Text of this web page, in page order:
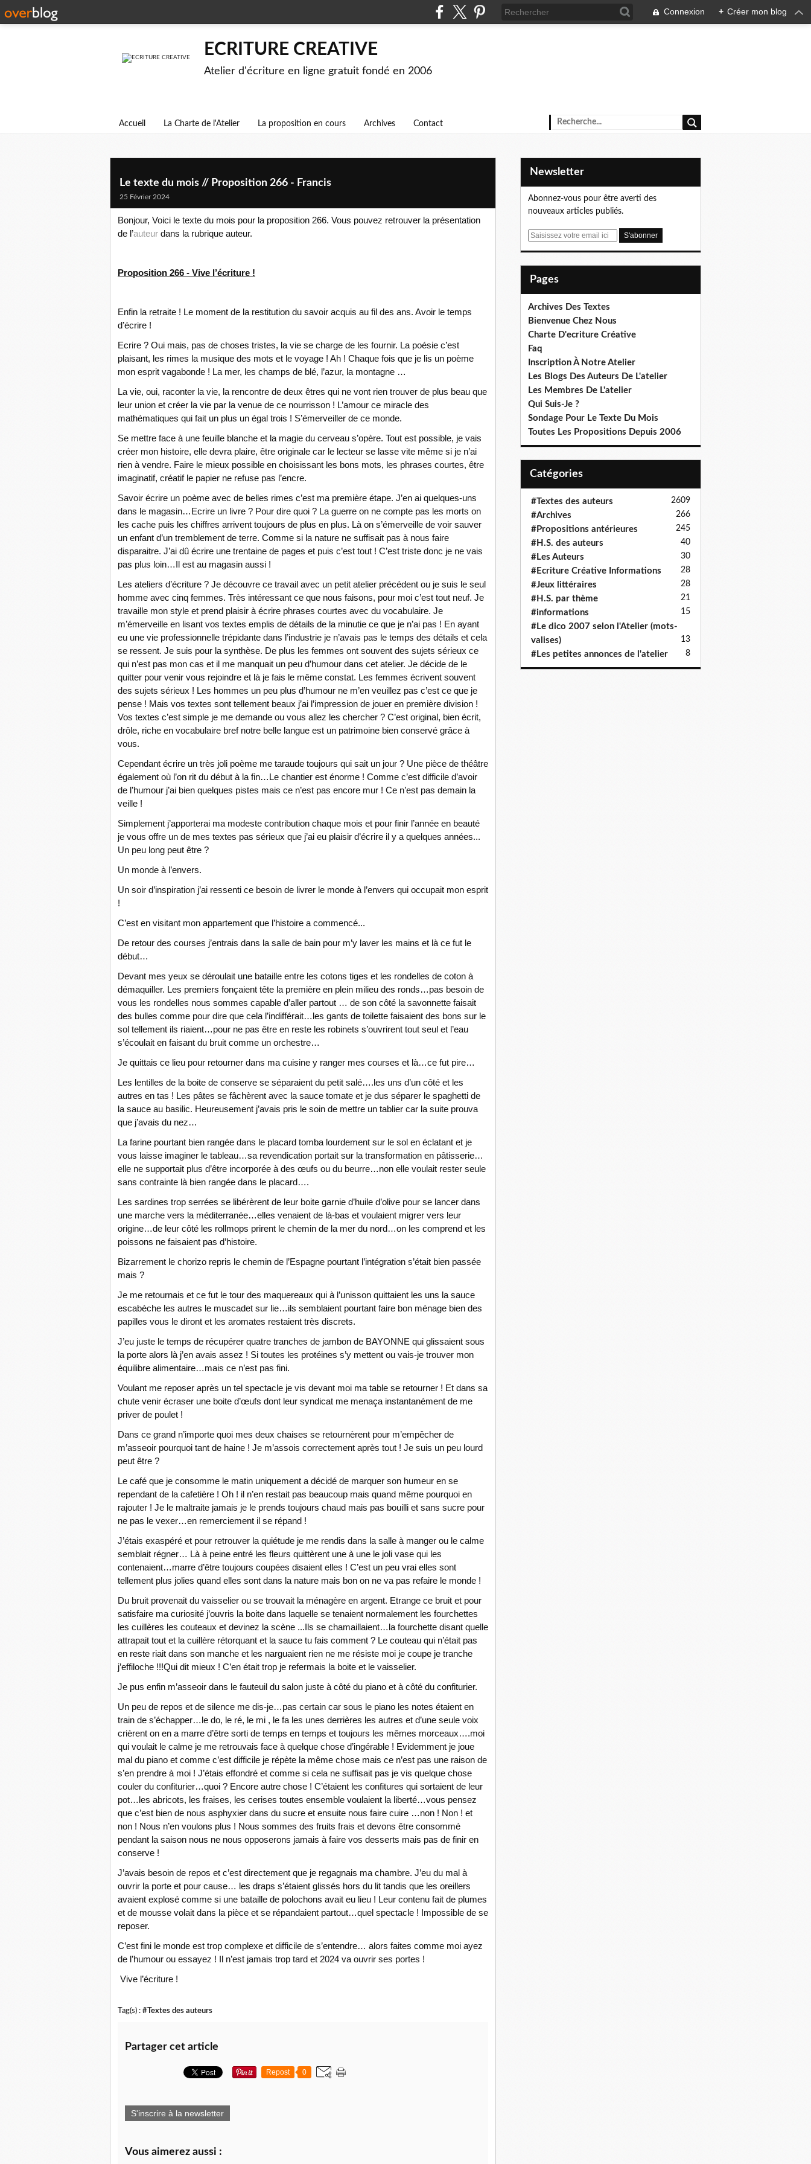
Connexion + Créer mon blog
ECRITURE CREATIVE
Atelier d'écriture en ligne gratuit fondé en 2006
Accueil La Charte de l'Atelier La proposition en cours Archives Contact
Le texte du mois // Proposition 266 - Francis
25 Février 2024
Bonjour, Voici le texte du mois pour la proposition 266. Vous pouvez retrouver la présentation
de l’auteur dans la rubrique auteur.
Proposition 266 - Vive l’écriture !
Enfin la retraite ! Le moment de la restitution du savoir acquis au fil des ans. Avoir le temps
d’écrire !
Ecrire ? Oui mais, pas de choses tristes, la vie se charge de les fournir. La poésie c’est
plaisant, les rimes la musique des mots et le voyage ! Ah ! Chaque fois que je lis un poème
mon esprit vagabonde ! La mer, les champs de blé, l’azur, la montagne …
La vie, oui, raconter la vie, la rencontre de deux êtres qui ne vont rien trouver de plus beau que
leur union et créer la vie par la venue de ce nourrisson ! L’amour ce miracle des
mathématiques qui fait un plus un égal trois ! S’émerveiller de ce monde.
Se mettre face à une feuille blanche et la magie du cerveau s’opère. Tout est possible, je vais
créer mon histoire, elle devra plaire, être originale car le lecteur se lasse vite même si je n’ai
rien à vendre. Faire le mieux possible en choisissant les bons mots, les phrases courtes, être
imaginatif, créatif le papier ne refuse pas l’encre.
Savoir écrire un poème avec de belles rimes c’est ma première étape. J’en ai quelques-uns
dans le magasin…Ecrire un livre ? Pour dire quoi ? La guerre on ne compte pas les morts on
les cache puis les chiffres arrivent toujours de plus en plus. Là on s’émerveille de voir sauver
un enfant d’un tremblement de terre. Comme si la nature ne suffisait pas à nous faire
disparaitre. J’ai dû écrire une trentaine de pages et puis c’est tout ! C’est triste donc je ne vais
pas plus loin…Il est au magasin aussi !
Les ateliers d’écriture ? Je découvre ce travail avec un petit atelier précédent ou je suis le seul
homme avec cinq femmes. Très intéressant ce que nous faisons, pour moi c’est tout neuf. Je
travaille mon style et prend plaisir à écrire phrases courtes avec du vocabulaire. Je
m’émerveille en lisant vos textes emplis de détails de la minutie ce que je n’ai pas ! En ayant
eu une vie professionnelle trépidante dans l’industrie je n’avais pas le temps des détails et cela
se ressent. Je suis pour la synthèse. De plus les femmes ont souvent des sujets sérieux ce
qui n’est pas mon cas et il me manquait un peu d’humour dans cet atelier. Je décide de le
quitter pour venir vous rejoindre et là je fais le même constat. Les femmes écrivent souvent
des sujets sérieux ! Les hommes un peu plus d’humour ne m’en veuillez pas c’est ce que je
pense ! Mais vos textes sont tellement beaux j’ai l’impression de jouer en première division !
Vos textes c’est simple je me demande ou vous allez les chercher ? C’est original, bien écrit,
drôle, riche en vocabulaire bref notre belle langue est un patrimoine bien conservé grâce à
vous.
Cependant écrire un très joli poème me taraude toujours qui sait un jour ? Une pièce de théâtre
également où l’on rit du début à la fin…Le chantier est énorme ! Comme c’est difficile d’avoir
de l’humour j’ai bien quelques pistes mais ce n’est pas encore mur ! Ce n’est pas demain la
veille !
Simplement j’apporterai ma modeste contribution chaque mois et pour finir l’année en beauté
je vous offre un de mes textes pas sérieux que j’ai eu plaisir d’écrire il y a quelques années...
Un peu long peut être ?
Un monde à l’envers.
Un soir d’inspiration j’ai ressenti ce besoin de livrer le monde à l’envers qui occupait mon esprit
!
C’est en visitant mon appartement que l’histoire a commencé...
De retour des courses j’entrais dans la salle de bain pour m’y laver les mains et là ce fut le
début…
Devant mes yeux se déroulait une bataille entre les cotons tiges et les rondelles de coton à
démaquiller. Les premiers fonçaient tête la première en plein milieu des ronds…pas besoin de
vous les rondelles nous sommes capable d’aller partout … de son côté la savonnette faisait
des bulles comme pour dire que cela l’indifférait…les gants de toilette faisaient des bons sur le
sol tellement ils riaient…pour ne pas être en reste les robinets s’ouvrirent tout seul et l’eau
s’écoulait en faisant du bruit comme un orchestre…
Je quittais ce lieu pour retourner dans ma cuisine y ranger mes courses et là…ce fut pire…
Les lentilles de la boite de conserve se séparaient du petit salé….les uns d’un côté et les
autres en tas ! Les pâtes se fâchèrent avec la sauce tomate et je dus séparer le spaghetti de
la sauce au basilic. Heureusement j’avais pris le soin de mettre un tablier car la suite prouva
que j’avais du nez…
La farine pourtant bien rangée dans le placard tomba lourdement sur le sol en éclatant et je
vous laisse imaginer le tableau…sa revendication portait sur la transformation en pâtisserie…
elle ne supportait plus d’être incorporée à des œufs ou du beurre…non elle voulait rester seule
sans contrainte là bien rangée dans le placard….
Les sardines trop serrées se libérèrent de leur boite garnie d’huile d’olive pour se lancer dans
une marche vers la méditerranée…elles venaient de là-bas et voulaient migrer vers leur
origine…de leur côté les rollmops prirent le chemin de la mer du nord…on les comprend et les
poissons ne faisaient pas d’histoire.
Bizarrement le chorizo repris le chemin de l’Espagne pourtant l’intégration s’était bien passée
mais ?
Je me retournais et ce fut le tour des maquereaux qui à l’unisson quittaient les uns la sauce
escabèche les autres le muscadet sur lie…ils semblaient pourtant faire bon ménage bien des
papilles vous le diront et les aromates restaient très discrets.
J’eu juste le temps de récupérer quatre tranches de jambon de BAYONNE qui glissaient sous
la porte alors là j’en avais assez ! Si toutes les protéines s’y mettent ou vais-je trouver mon
équilibre alimentaire…mais ce n’est pas fini.
Voulant me reposer après un tel spectacle je vis devant moi ma table se retourner ! Et dans sa
chute venir écraser une boite d’œufs dont leur syndicat me menaça instantanément de me
priver de poulet !
Dans ce grand n’importe quoi mes deux chaises se retournèrent pour m’empêcher de
m’asseoir pourquoi tant de haine ! Je m’assois correctement après tout ! Je suis un peu lourd
peut être ?
Le café que je consomme le matin uniquement a décidé de marquer son humeur en se
rependant de la cafetière ! Oh ! il n’en restait pas beaucoup mais quand même pourquoi en
rajouter ! Je le maltraite jamais je le prends toujours chaud mais pas bouilli et sans sucre pour
ne pas le vexer…en remerciement il se répand !
J’étais exaspéré et pour retrouver la quiétude je me rendis dans la salle à manger ou le calme
semblait régner… Là à peine entré les fleurs quittèrent une à une le joli vase qui les
contenaient…marre d’être toujours coupées disaient elles ! C’est un peu vrai elles sont
tellement plus jolies quand elles sont dans la nature mais bon on ne va pas refaire le monde !
Du bruit provenait du vaisselier ou se trouvait la ménagère en argent. Etrange ce bruit et pour
satisfaire ma curiosité j’ouvris la boite dans laquelle se tenaient normalement les fourchettes
les cuillères les couteaux et devinez la scène ...Ils se chamaillaient…la fourchette disant quelle
attrapait tout et la cuillère rétorquant et la sauce tu fais comment ? Le couteau qui n’était pas
en reste riait dans son manche et les narguaient rien ne me résiste moi je coupe je tranche
j’effiloche !!!Qui dit mieux ! C’en était trop je refermais la boite et le vaisselier.
Je pus enfin m’asseoir dans le fauteuil du salon juste à côté du piano et à côté du confiturier.
Un peu de repos et de silence me dis-je…pas certain car sous le piano les notes étaient en
train de s’échapper…le do, le ré, le mi , le fa les unes derrières les autres et d’une seule voix
crièrent on en a marre d’être sorti de temps en temps et toujours les mêmes morceaux….moi
qui voulait le calme je me retrouvais face à quelque chose d’ingérable ! Evidemment je joue
mal du piano et comme c’est difficile je répète la même chose mais ce n’est pas une raison de
s’en prendre à moi ! J’étais effondré et comme si cela ne suffisait pas je vis quelque chose
couler du confiturier…quoi ? Encore autre chose ! C’étaient les confitures qui sortaient de leur
pot…les abricots, les fraises, les cerises toutes ensemble voulaient la liberté…vous pensez
que c’est bien de nous asphyxier dans du sucre et ensuite nous faire cuire …non ! Non ! et
non ! Nous n’en voulons plus ! Nous sommes des fruits frais et devons être consommé
pendant la saison nous ne nous opposerons jamais à faire vos desserts mais pas de finir en
conserve !
J’avais besoin de repos et c’est directement que je regagnais ma chambre. J’eu du mal à
ouvrir la porte et pour cause… les draps s’étaient glissés hors du lit tandis que les oreillers
avaient explosé comme si une bataille de polochons avait eu lieu ! Leur contenu fait de plumes
et de mousse volait dans la pièce et se répandaient partout…quel spectacle ! Impossible de se
reposer.
C’est fini le monde est trop complexe et difficile de s’entendre… alors faites comme moi ayez
de l’humour ou essayez ! Il n’est jamais trop tard et 2024 va ouvrir ses portes !
Vive l’écriture !
Tag(s) : #Textes des auteurs
Partager cet article
Repost 0
S'inscrire à la newsletter
Vous aimerez aussi :
Newsletter
Abonnez-vous pour être averti des
nouveaux articles publiés.
E
Pages
Archives Des Textes
Bienvenue Chez Nous
Charte D'ecriture Créative
Faq
Inscription À Notre Atelier
Les Blogs Des Auteurs De L'atelier
Les Membres De L'atelier
Qui Suis-Je ?
Sondage Pour Le Texte Du Mois
Toutes Les Propositions Depuis 2006
Catégories
#Textes des auteurs 2609
#Archives 266
#Propositions antérieures 245
#H.S. des auteurs 40
#Les Auteurs 30
#Ecriture Créative Informations 28
#Jeux littéraires 28
#H.S. par thème 21
#informations 15
#Le dico 2007 selon l'Atelier (mots-
valises)
13
#Les petites annonces de l'atelier 8